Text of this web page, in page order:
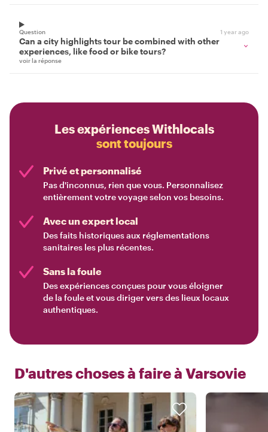
Question 1 year ago
Can a city highlights tour be combined with other
experiences, like food or bike tours?
voir la réponse
Les expériences Withlocals
sont toujours
Privé et personnalisé
Pas d'inconnus, rien que vous. Personnalisez
entièrement votre voyage selon vos besoins.
Avec un expert local
Des faits historiques aux réglementations
sanitaires les plus récentes.
Sans la foule
Des expériences conçues pour vous éloigner
de la foule et vous diriger vers des lieux locaux
authentiques.
D'autres choses à faire à Varsovie